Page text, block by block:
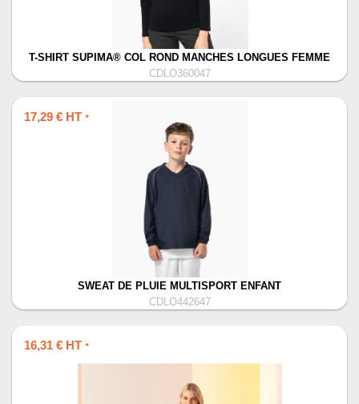
T-SHIRT SUPIMA® COL ROND MANCHES LONGUES FEMME
CDLO360047
17,29 € HT *
SWEAT DE PLUIE MULTISPORT ENFANT
CDLO442647
16,31 € HT *